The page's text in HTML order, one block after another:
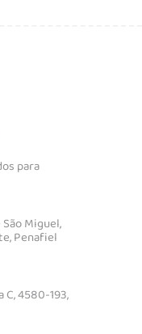
para
Miguel,
Penafiel
C, 4580-193,